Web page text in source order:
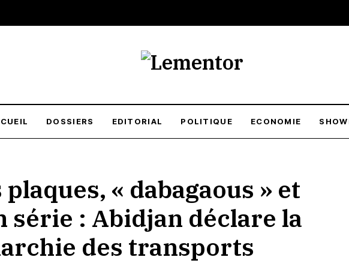
DOSSIERS EDITORIAL POLITIQUE ECONOMIE
« dabagaous » et
série : Abidjan déclare la
des transports